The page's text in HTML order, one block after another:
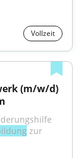
Vollzeit
(m/w/d)
zur